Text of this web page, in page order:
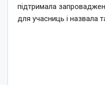
підтримала
для учасниць і назвала